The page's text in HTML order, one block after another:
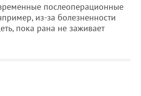
послеоперационные
из-за болезненности
пока рана не заживает